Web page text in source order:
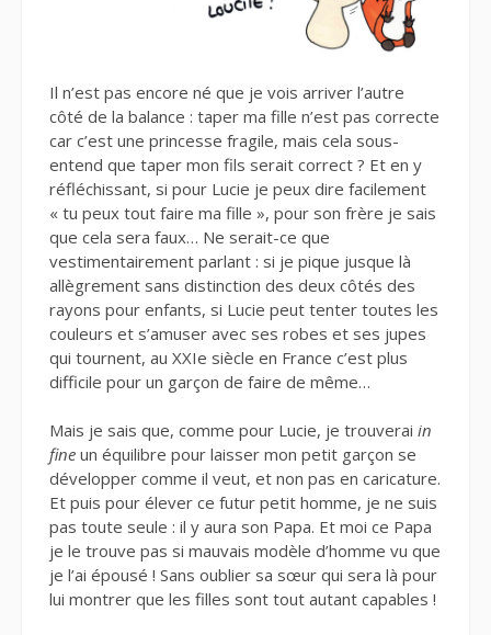
Il n’est pas encore né que je vois arriver l’autre
côté de la balance : taper ma fille n’est pas correcte
car c’est une princesse fragile, mais cela sous-
entend que taper mon fils serait correct ? Et en y
réfléchissant, si pour Lucie je peux dire facilement
« tu peux tout faire ma fille », pour son frère je sais
que cela sera faux… Ne serait-ce que
vestimentairement parlant : si je pique jusque là
allègrement sans distinction des deux côtés des
rayons pour enfants, si Lucie peut tenter toutes les
couleurs et s’amuser avec ses robes et ses jupes
qui tournent, au XXIe siècle en France c’est plus
difficile pour un garçon de faire de même…
Mais je sais que, comme pour Lucie, je trouverai in
fine un équilibre pour laisser mon petit garçon se
développer comme il veut, et non pas en caricature.
Et puis pour élever ce futur petit homme, je ne suis
pas toute seule : il y aura son Papa. Et moi ce Papa
je le trouve pas si mauvais modèle d’homme vu que
je l’ai épousé ! Sans oublier sa sœur qui sera là pour
lui montrer que les filles sont tout autant capables !